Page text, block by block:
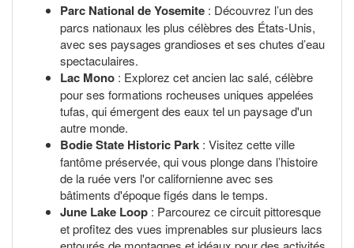
Parc National de Yosemite : Découvrez l’un des
parcs nationaux les plus célèbres des États-Unis,
avec ses paysages grandioses et ses chutes d’eau
spectaculaires.
Lac Mono : Explorez cet ancien lac salé, célèbre
pour ses formations rocheuses uniques appelées
tufas, qui émergent des eaux tel un paysage d'un
autre monde.
Bodie State Historic Park : Visitez cette ville
fantôme préservée, qui vous plonge dans l’histoire
de la ruée vers l'or californienne avec ses
bâtiments d'époque figés dans le temps.
June Lake Loop : Parcourez ce circuit pittoresque
et profitez des vues imprenables sur plusieurs lacs